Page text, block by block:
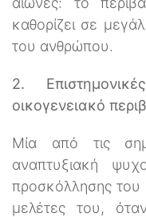
καθορίζει σε
του ανθρώπου.
2.
οικογενειακό
Μία από τις
αναπτυξιακή
προσκόλλησης
μελέτες του,